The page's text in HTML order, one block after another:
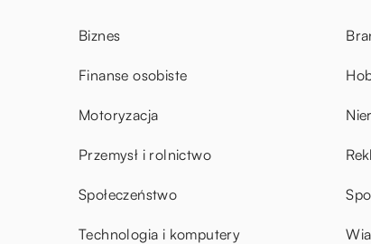
Biznes
Finanse osobiste
Motoryzacja
Przemysł i rolnictwo
Społeczeństwo
Technologia i komputery